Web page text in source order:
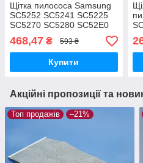
Щітка пилососа Samsung
SC5252 SC5241 SC5225
SC5270 SC5280 SC52E0
SC52F0 SC52U0 SC5240
SC5250 SC5251 підлога/
килим двохрежимна
468,47 ₴ 593 ₴
Купити
Акційні пропозиції та
Топ продажів –21%